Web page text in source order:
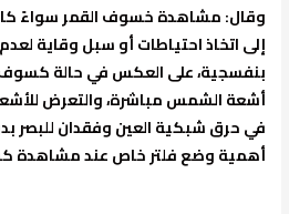
وقال: مشاهدة خسوف القمر سواءً كان
إلى اتخاذ احتياطات أو سبل وقاية
بنفسجية، على العكس في حالة كسوف
أشعة الشمس مباشرة، والتعرض
في حرق شبكية العين وفقدان للبصر
أهمية وضع فلتر خاص عند